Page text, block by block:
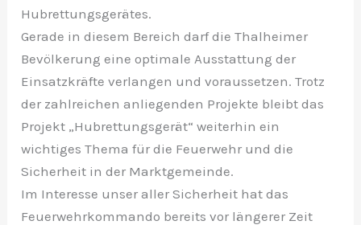
Hubrettungsgerätes.
Gerade in diesem Bereich darf die Thalheimer
Bevölkerung eine optimale Ausstattung der
Einsatzkräfte verlangen und voraussetzen. Trotz
der zahlreichen anliegenden Projekte bleibt das
Projekt „Hubrettungsgerät“ weiterhin ein
wichtiges Thema für die Feuerwehr und die
Sicherheit in der Marktgemeinde.
Im Interesse unser aller Sicherheit hat das
Feuerwehrkommando bereits vor längerer Zeit